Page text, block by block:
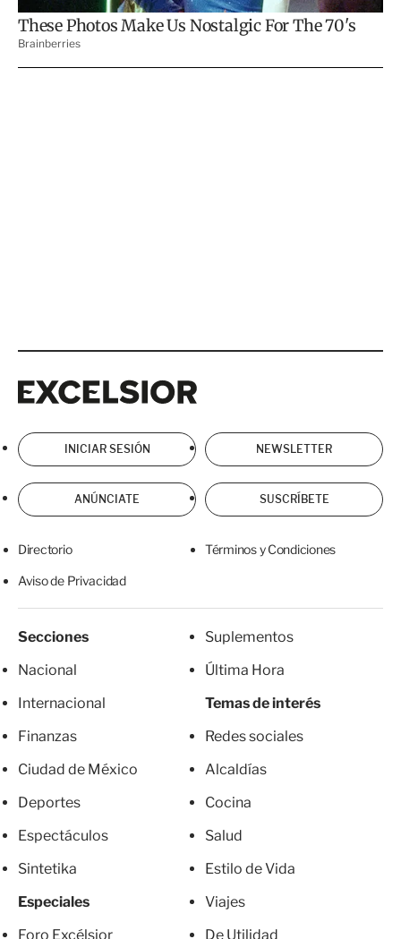
INICIAR SESIÓN NEWSLETTER
ANÚNCIATE SUSCRÍBETE
Directorio Términos y Condiciones
Aviso de Privacidad
Secciones
Nacional
Internacional
Finanzas
Ciudad de México
Deportes
Espectáculos
Sintetika
Especiales
Foro Excélsior
Suplementos
Última Hora
Temas de interés
Redes sociales
Alcaldías
Cocina
Salud
Estilo de Vida
Viajes
De Utilidad